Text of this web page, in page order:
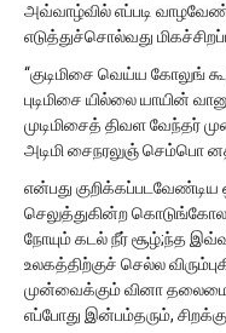
அவ்வாழ்வில் எப்படி
எடுத்துச்சொல்வது
“குடிமிசை வெய்ய கோலுங்
புடிமிசை யில்லை யாயின்
முடிமிசைத் திவள வேந்தர்
அடிமி சைநரலுஞ் செம்பொ
என்பது
செலுத்துகின்ற
நோயும் கடல் நீர் சூழ்;ந்த
உலகத்திற்குச் செல்ல
முன்வைக்கும் வினா
எப்போது இன்பம்தரும்,